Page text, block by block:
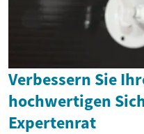
Verbessern Sie
hochwertigen
Expertenrat